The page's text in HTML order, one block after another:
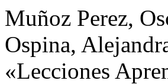
Muñoz Perez,
Ospina,
«Lecciones